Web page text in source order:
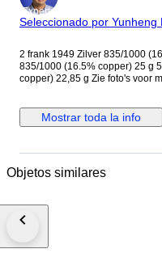
Experto
Seleccionado por Yunheng
2 frank 1949 Zilver 835/1000 (16.5%
835/1000 (16.5% copper) 25 g 500 frank 1990 Zilver 833/1000 (16,7%
copper) 22,85 g Zie foto's voor meer info. Wordt aangetekend en
Mostrar toda la info
Objetos similares